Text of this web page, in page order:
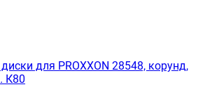
для PROXXON 28548, корунд,
К80